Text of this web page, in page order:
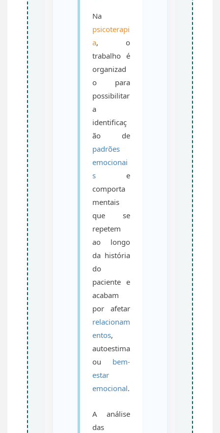
Na
psicoterapi
a, o
trabalho é
organizad
o para
possibilitar
a
identificaç
ão de
padrões
emocionai
s e
comporta
mentais
que se
repetem
ao longo
da história
do
paciente e
acabam
por afetar
relacionam
entos,
autoestima
ou bem-
estar
emocional.
A análise
das